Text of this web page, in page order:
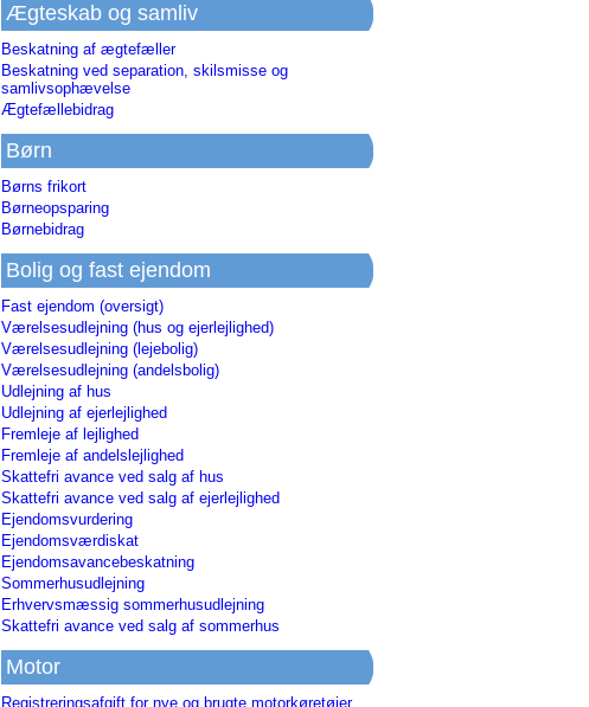
Ægteskab og samliv
Beskatning af ægtefæller
Beskatning ved separation, skilsmisse og
samlivsophævelse
Ægtefællebidrag
Børn
Børns frikort
Børneopsparing
Børnebidrag
Bolig og fast ejendom
Fast ejendom (oversigt)
Værelsesudlejning (hus og ejerlejlighed)
Værelsesudlejning (lejebolig)
Værelsesudlejning (andelsbolig)
Udlejning af hus
Udlejning af ejerlejlighed
Fremleje af lejlighed
Fremleje af andelslejlighed
Skattefri avance ved salg af hus
Skattefri avance ved salg af ejerlejlighed
Ejendomsvurdering
Ejendomsværdiskat
Ejendomsavancebeskatning
Sommerhusudlejning
Erhvervsmæssig sommerhusudlejning
Skattefri avance ved salg af sommerhus
Motor
Registreringsafgift for nye og brugte motorkøretøjer